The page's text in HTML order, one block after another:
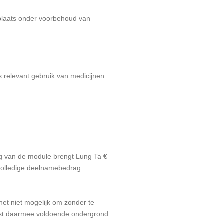
onder voorbehoud van
gebruik van medicijnen
van de module brengt Lung Ta €
deelnamebedrag
niet mogelijk om zonder te
daarmee voldoende ondergrond.